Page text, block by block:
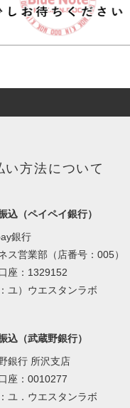
い方法について
込（ペイペイ銀行）
銀行
ス営業部（店番号：005）
座：1329152
ユ）ウエスタンラボ
込（武蔵野銀行）
銀行 所沢支店
座：0010277
ユ．ウエスタンラボ